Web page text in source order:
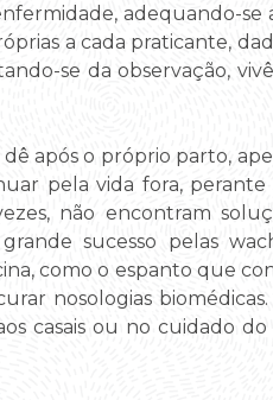
adequando-se
a cada praticante,
se da observação,
após o próprio parto,
pela vida fora, perante
não encontram
sucesso pelas
como o espanto que
nosologias biomédicas.
casais ou no cuidado